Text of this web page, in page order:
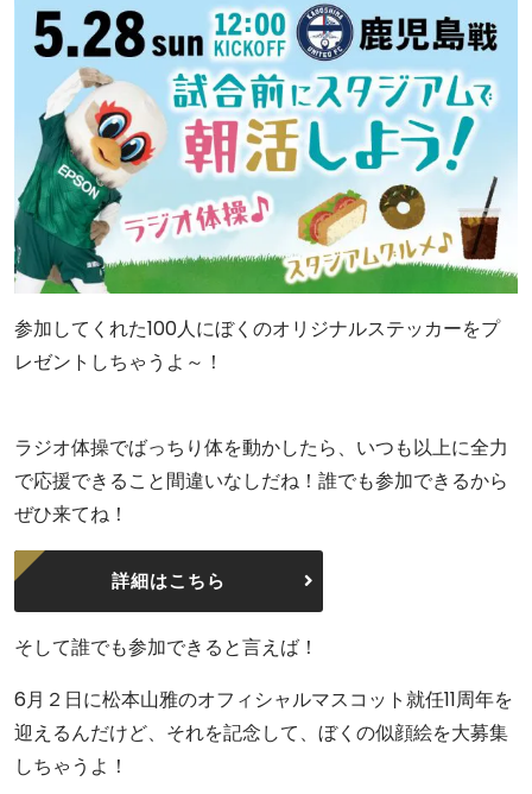
参加してくれた100人にぼくのオリジナルステッカーをプ
レゼントしちゃうよ～！
ラジオ体操でばっちり体を動かしたら、いつも以上に全力
で応援できること間違いなしだね！誰でも参加できるから
ぜひ来てね！
詳細はこちら
そして誰でも参加できると言えば！
6月２日に松本山雅のオフィシャルマスコット就任11周年を
迎えるんだけど、それを記念して、ぼくの似顔絵を大募集
しちゃうよ！